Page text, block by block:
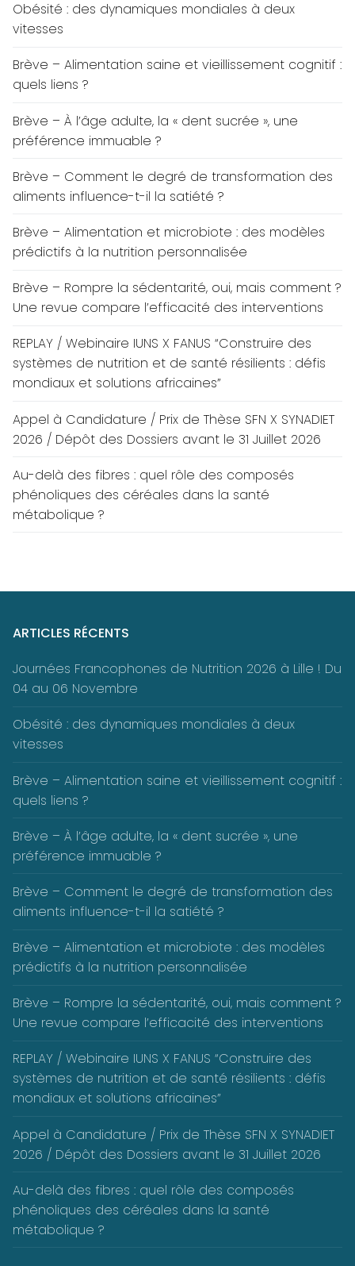
Obésité : des dynamiques mondiales à deux
vitesses
Brève – Alimentation saine et vieillissement cognitif :
quels liens ?
Brève – À l’âge adulte, la « dent sucrée », une
préférence immuable ?
Brève – Comment le degré de transformation des
aliments influence-t-il la satiété ?
Brève – Alimentation et microbiote : des modèles
prédictifs à la nutrition personnalisée
Brève – Rompre la sédentarité, oui, mais comment ?
Une revue compare l’efficacité des interventions
REPLAY / Webinaire IUNS X FANUS “Construire des
systèmes de nutrition et de santé résilients : défis
mondiaux et solutions africaines”
Appel à Candidature / Prix de Thèse SFN X SYNADIET
2026 / Dépôt des Dossiers avant le 31 Juillet 2026
Au-delà des fibres : quel rôle des composés
phénoliques des céréales dans la santé
métabolique ?
ARTICLES RÉCENTS
Journées Francophones de Nutrition 2026 à Lille ! Du
04 au 06 Novembre
Obésité : des dynamiques mondiales à deux
vitesses
Brève – Alimentation saine et vieillissement cognitif :
quels liens ?
Brève – À l’âge adulte, la « dent sucrée », une
préférence immuable ?
Brève – Comment le degré de transformation des
aliments influence-t-il la satiété ?
Brève – Alimentation et microbiote : des modèles
prédictifs à la nutrition personnalisée
Brève – Rompre la sédentarité, oui, mais comment ?
Une revue compare l’efficacité des interventions
REPLAY / Webinaire IUNS X FANUS “Construire des
systèmes de nutrition et de santé résilients : défis
mondiaux et solutions africaines”
Appel à Candidature / Prix de Thèse SFN X SYNADIET
2026 / Dépôt des Dossiers avant le 31 Juillet 2026
Au-delà des fibres : quel rôle des composés
phénoliques des céréales dans la santé
métabolique ?